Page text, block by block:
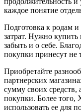
каждое понятие
Подготовка к родам
затрат. Нужно
забыть и о себе.
покупки принесут не
Приобретайте
партнерских
сумму своих средств,
покупки. Более того,
использовать ее для